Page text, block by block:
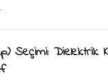
Seçimi: Dielektrik